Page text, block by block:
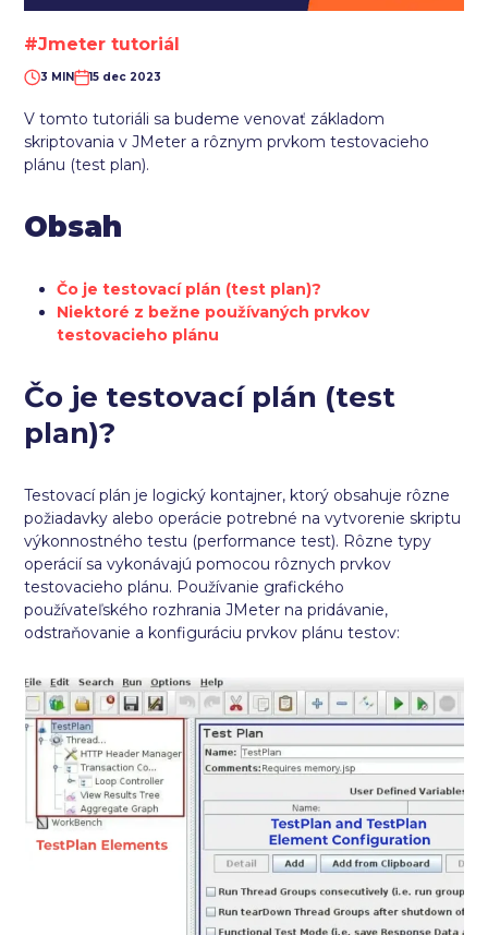
#Jmeter tutoriál
3 MIN 15 dec 2023
V tomto tutoriáli sa budeme venovať základom
skriptovania v JMeter a rôznym prvkom testovacieho
plánu (test plan).
Obsah
Čo je testovací plán (test plan)?
Niektoré z bežne používaných prvkov
testovacieho plánu
Čo je testovací plán (test
plan)?
Testovací plán je logický kontajner, ktorý obsahuje rôzne
požiadavky alebo operácie potrebné na vytvorenie skriptu
výkonnostného testu (performance test). Rôzne typy
operácií sa vykonávajú pomocou rôznych prvkov
testovacieho plánu. Používanie grafického
používateľského rozhrania JMeter na pridávanie,
odstraňovanie a konfiguráciu prvkov plánu testov: